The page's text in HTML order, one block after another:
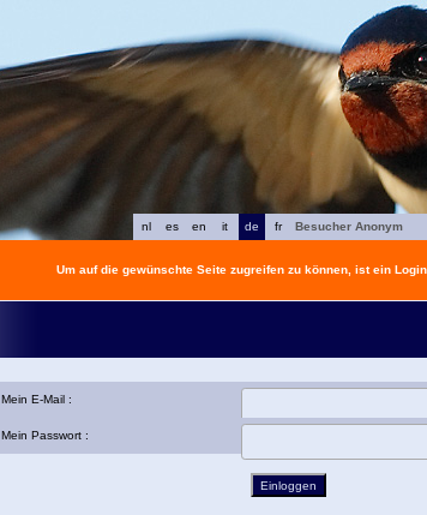
fr
de
it
en
es
nl
Besucher Anonym
Um auf die gewünschte Seite zugreifen zu können, ist ein
Mein E-Mail :
Mein Passwort :